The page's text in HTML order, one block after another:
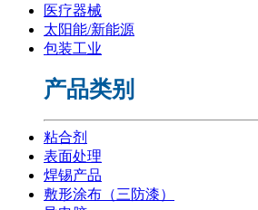
医疗器械
太阳能/新能源
包装工业
产品类别
粘合剂
表面处理
焊锡产品
敷形涂布（三防漆）